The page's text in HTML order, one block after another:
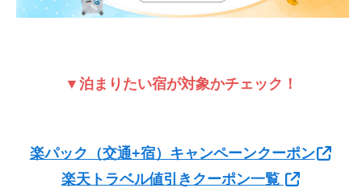
▼泊まりたい宿が対象かチェック！
楽パック（交通+宿）キャンペーンクーポン
楽天トラベル値引きクーポン一覧